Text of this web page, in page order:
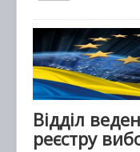
Головна
Новини
Документи
Міська рада
Виконавчий
Відділ
реєстру